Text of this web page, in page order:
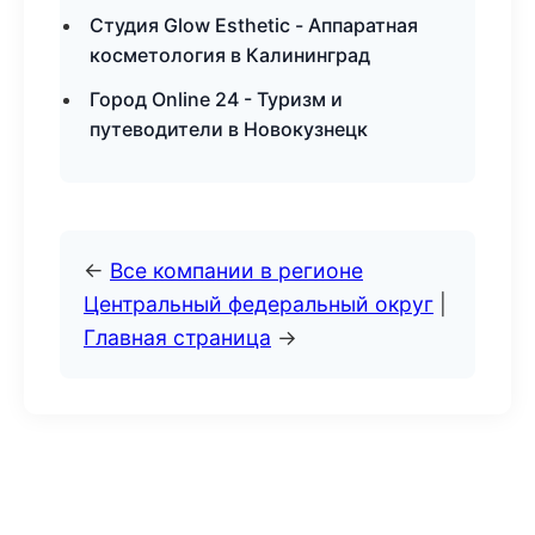
Студия Glow Esthetic - Аппаратная
косметология в Калининград
Город Online 24 - Туризм и
путеводители в Новокузнецк
← Все компании в регионе
Центральный федеральный округ
Главная страница →